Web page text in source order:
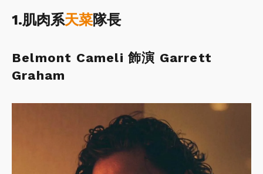
1.肌肉系天菜隊長
Belmont Cameli 飾演 Garrett
Graham